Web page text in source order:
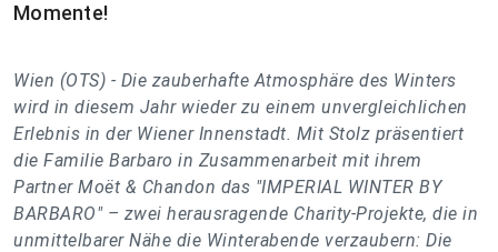
Momente!
Wien (OTS) - Die zauberhafte Atmosphäre des Winters
wird in diesem Jahr wieder zu einem unvergleichlichen
Erlebnis in der Wiener Innenstadt. Mit Stolz präsentiert
die Familie Barbaro in Zusammenarbeit mit ihrem
Partner Moët & Chandon das "IMPERIAL WINTER BY
BARBARO" – zwei herausragende Charity-Projekte, die in
unmittelbarer Nähe die Winterabende verzaubern: Die